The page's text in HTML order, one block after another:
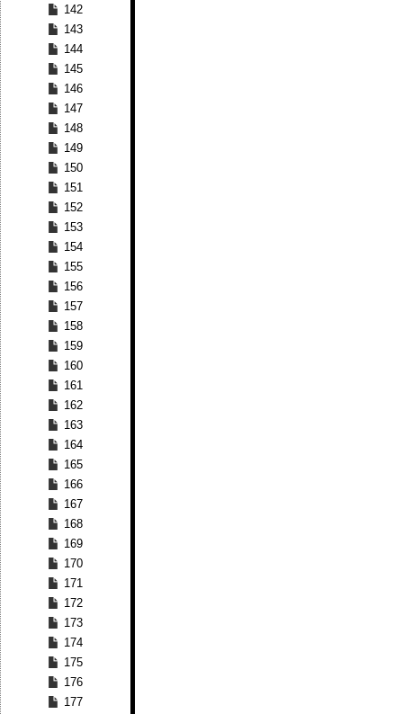
142
143
144
145
146
147
148
149
150
151
152
153
154
155
156
157
158
159
160
161
162
163
164
165
166
167
168
169
170
171
172
173
174
175
176
177